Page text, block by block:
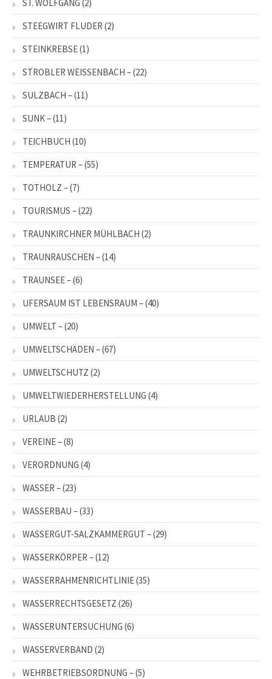
ST. WOLFGANG (2)
STEEGWIRT FLUDER (2)
STEINKREBSE(1)
STROBLER WEISSENBACH –(22)
SULZBACH –(11)
SUNK –(11)
TEICHBUCH (10)
TEMPERATUR –(55)
TOTHOLZ –(7)
TOURISMUS –(22)
TRAUNKIRCHNER MÜHLBACH (2)
TRAUNRAUSCHEN –(14)
TRAUNSEE –(6)
UFERSAUM IST LEBENSRAUM –(40)
UMWELT –(20)
UMWELTSCHÄDEN –(67)
UMWELTSCHUTZ (2)
UMWELTWIEDERHERSTELLUNG (4)
URLAUB (2)
VEREINE –(8)
VERORDNUNG (4)
WASSER –(23)
WASSERBAU –(33)
WASSERGUT-SALZKAMMERGUT –(29)
WASSERKÖRPER –(12)
WASSERRAHMENRICHTLINIE(35)
WASSERRECHTSGESETZ (26)
WASSERUNTERSUCHUNG (6)
WASSERVERBAND (2)
WEHRBETRIEBSORDNUNG –(5)